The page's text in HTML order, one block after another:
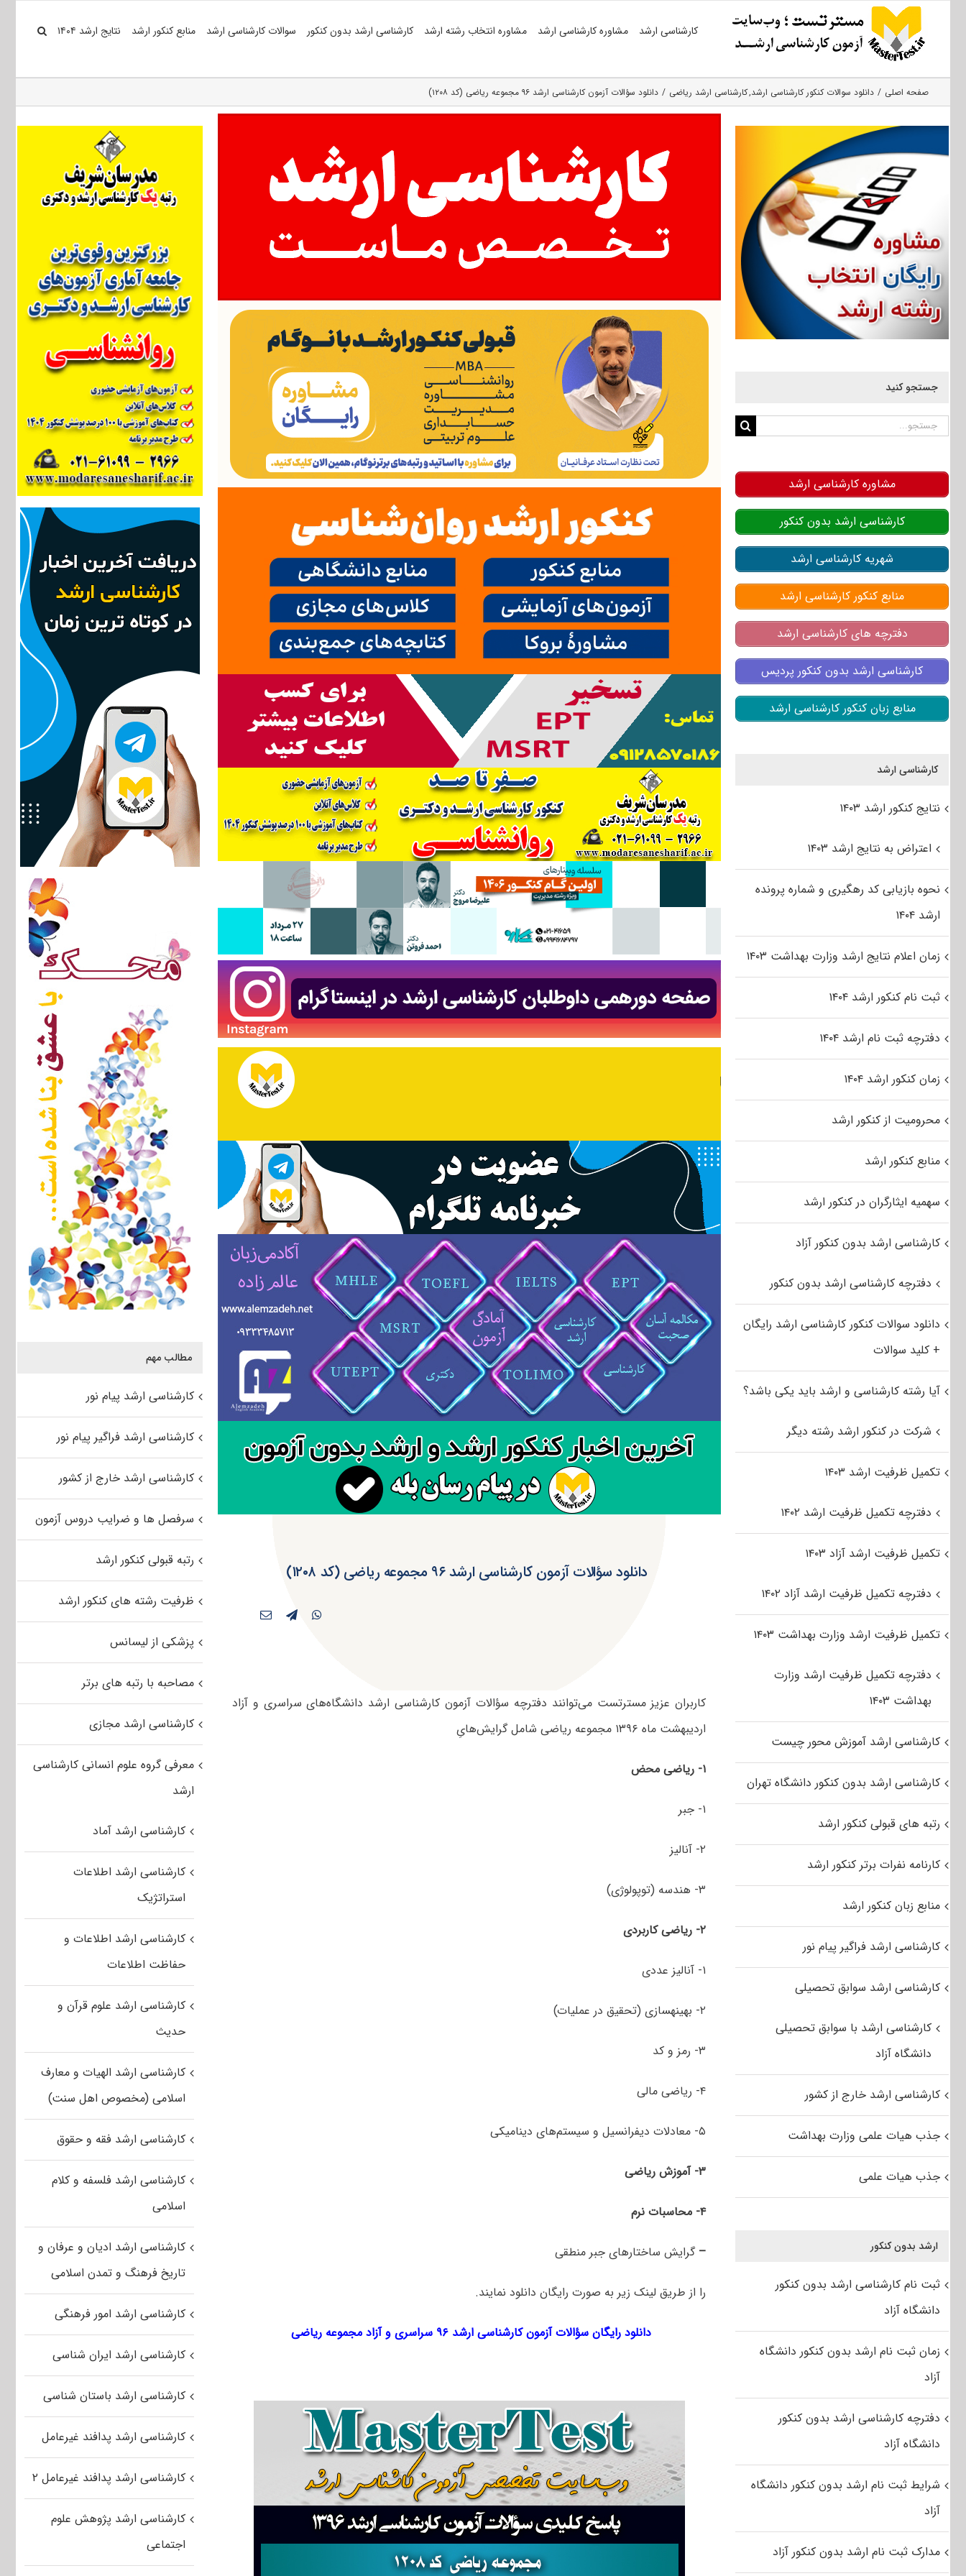
کارشناسی ارشد مشاوره کارشناسی ارشد مشاوره انتخاب رشته ارشد کارشناسی ارشد بدون کنکور سوالات کارشناسی ارشد منابع کنکور ارشد نتایج ارشد ۱۴۰۴
صفحه اصلی دانلود سوالات کنکور کارشناسی ارشد کارشناسی ارشد ریاضی دانلود سؤالات آزمون کارشناسی ارشد ۹۶ مجموعه ریاضی (کد ۱۲۰۸)
دانلود سؤالات آزمون کارشناسی ارشد ۹۶ مجموعه ریاضی (کد ۱۲۰۸)
کاربران عزیز مسترتست می‌توانند دفترچه سؤالات آزمون کارشناسی ارشد دانشگاه‌های سراسری و آزاد
اردیبهشت ماه ۱۳۹۶ مجموعه ریاضی شامل گرایش‌هایِ
۱- ریاضی محض
۱- جبر
۲- آنالیز
۳- هندسه (توپولوژی)
۲- ریاضی کاربردی
۱- آنالیز عددی
۲- بهینه­سازی (تحقیق در عملیات)
۳- رمز و کد
۴- ریاضی مالی
۵- معادلات دیفرانسیل و سیستم‌های دینامیکی
۳- آموزش ریاضی
۴- محاسبات نرم
–گرایش ساختارهای جبر منطقی
را از طریق لینک‌ زیر به صورت رایگان دانلود نمایند.
دانلود رایگان سؤالات آزمون کارشناسی ارشد ۹۶ سراسری و آزاد مجموعه ریاضی
مطالب مهم
کارشناسی ارشد پیام نور
کارشناسی ارشد فراگیر پیام نور
کارشناسی ارشد خارج از کشور
سرفصل ها و ضرایب دروس آزمون
رتبه قبولی کنکور ارشد
ظرفیت رشته های کنکور ارشد
پزشکی از لیسانس
مصاحبه با رتبه های برتر
کارشناسی ارشد مجازی
معرفی گروه علوم انسانی کارشناسی
ارشد
کارشناسی ارشد آماد
کارشناسی ارشد اطلاعات
استراتژیک
کارشناسی ارشد اطلاعات و
حفاظت اطلاعات
کارشناسی ارشد علوم قرآن و
حدیث
کارشناسی ارشد الهیات و معارف
اسلامی (مخصوص اهل سنت)
کارشناسی ارشد فقه و حقوق
کارشناسی ارشد فلسفه و کلام
اسلامی
کارشناسی ارشد ادیان و عرفان و
تاریخ فرهنگ و تمدن اسلامی
کارشناسی ارشد امور فرهنگی
کارشناسی ارشد ایران شناسی
کارشناسی ارشد باستان شناسی
کارشناسی ارشد پدافند غیرعامل
کارشناسی ارشد پدافند غیرعامل ۲
کارشناسی ارشد پژوهش علوم
اجتماعی
جستجو کنید
جستجو
مشاوره کارشناسی ارشد
کارشناسی ارشد بدون کنکور
شهریه کارشناسی ارشد
منابع کنکور کارشناسی ارشد
دفترچه های کارشناسی ارشد
کارشناسی ارشد بدون کنکور پردیس
منابع زبان کنکور کارشناسی ارشد
کارشناسی ارشد
نتایج کنکور ارشد ۱۴۰۳
اعتراض به نتایج ارشد ۱۴۰۳
نحوه بازیابی کد رهگیری و شماره پرونده
ارشد ۱۴۰۴
زمان اعلام نتایج ارشد وزارت بهداشت ۱۴۰۳
ثبت نام کنکور ارشد ۱۴۰۴
دفترچه ثبت نام ارشد ۱۴۰۴
زمان کنکور ارشد ۱۴۰۴
محرومیت از کنکور ارشد
منابع کنکور ارشد
سهمیه ایثارگران در کنکور ارشد
کارشناسی ارشد بدون کنکور آزاد
دفترچه کارشناسی ارشد بدون کنکور
دانلود سوالات کنکور کارشناسی ارشد رایگان
+ کلید سوالات
آیا رشته کارشناسی و ارشد باید یکی باشد؟
شرکت در کنکور ارشد رشته دیگر
تکمیل ظرفیت ارشد ۱۴۰۳
دفترچه تکمیل ظرفیت ارشد ۱۴۰۲
تکمیل ظرفیت ارشد آزاد ۱۴۰۳
دفترچه تکمیل ظرفیت ارشد آزاد ۱۴۰۲
تکمیل ظرفیت ارشد وزارت بهداشت ۱۴۰۳
دفترچه تکمیل ظرفیت ارشد وزارت
بهداشت ۱۴۰۳
کارشناسی ارشد آموزش محور چیست
کارشناسی ارشد بدون کنکور دانشگاه تهران
رتبه های قبولی کنکور ارشد
کارنامه نفرات برتر کنکور ارشد
منابع زبان کنکور ارشد
کارشناسی ارشد فراگیر پیام نور
کارشناسی ارشد سوابق تحصیلی
کارشناسی ارشد با سوابق تحصیلی
دانشگاه آزاد
کارشناسی ارشد خارج از کشور
جذب هیات علمی وزارت بهداشت
جذب هیات علمی
ارشد بدون کنکور
ثبت نام کارشناسی ارشد بدون کنکور
دانشگاه آزاد
زمان ثبت نام ارشد بدون کنکور دانشگاه
آزاد
دفترچه کارشناسی ارشد بدون کنکور
دانشگاه آزاد
شرایط ثبت نام ارشد بدون کنکور دانشگاه
آزاد
مدارک ثبت نام ارشد بدون کنکور آزاد